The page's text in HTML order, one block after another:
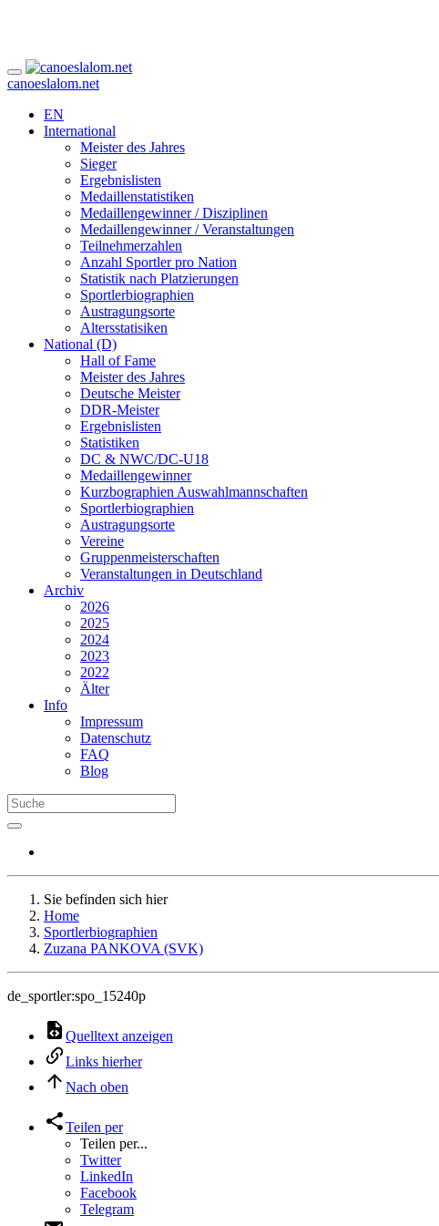
canoeslalom.net
EN
International
Meister des Jahres
Sieger
Ergebnislisten
Medaillenstatistiken
Medaillengewinner / Disziplinen
Medaillengewinner / Veranstaltungen
Teilnehmerzahlen
Anzahl Sportler pro Nation
Statistik nach Platzierungen
Sportlerbiographien
Austragungsorte
Altersstatisiken
National (D)
Hall of Fame
Meister des Jahres
Deutsche Meister
DDR-Meister
Ergebnislisten
Statistiken
DC & NWC/DC-U18
Medaillengewinner
Kurzbographien Auswahlmannschaften
Sportlerbiographien
Austragungsorte
Vereine
Gruppenmeisterschaften
Veranstaltungen in Deutschland
Archiv
2026
2025
2024
2023
2022
Älter
Info
Impressum
Datenschutz
FAQ
Blog
Sie befinden sich hier
Home
Sportlerbiographien
Zuzana PANKOVA (SVK)
de_sportler:spo_15240p
Quelltext anzeigen
Links hierher
Nach oben
Teilen per
Teilen per...
Twitter
LinkedIn
Facebook
Telegram